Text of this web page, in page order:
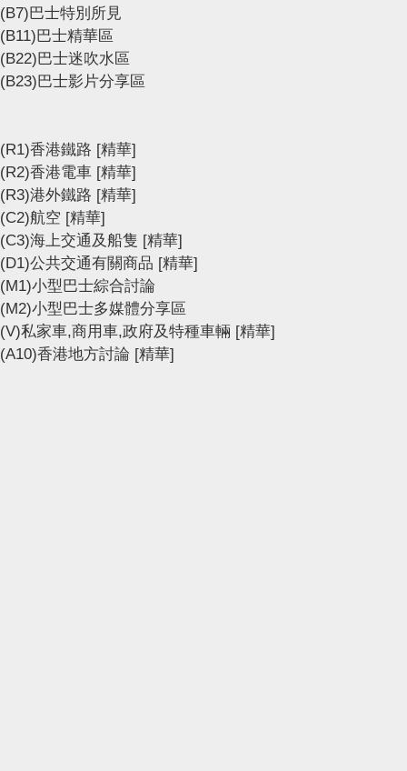
(B7)巴士特別所見
(B11)巴士精華區
(B22)巴士迷吹水區
(B23)巴士影片分享區
(R1)香港鐵路 [精華]
(R2)香港電車 [精華]
(R3)港外鐵路 [精華]
(C2)航空 [精華]
(C3)海上交通及船隻 [精華]
(D1)公共交通有關商品 [精華]
(M1)小型巴士綜合討論
(M2)小型巴士多媒體分享區
(V)私家車,商用車,政府及特種車輛 [精華]
(A10)香港地方討論 [精華]